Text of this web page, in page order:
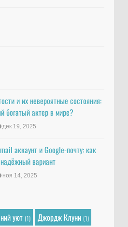
и их невероятные состояния:
богатый актер в мире?
дек 19, 2025
аккаунт и Google-почту: как
вариант
ноя 14, 2025
уют (1) Джордж Клуни (1)